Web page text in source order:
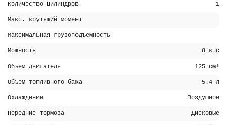
Количество цилиндров 1
Макс. крутящий момент
Максимальная грузоподъемность
Мощность 8 к.с
Объем двигателя 125 см³
Объем топливного бака 5.4 л
Охлаждение Воздушное
Передние тормоза Дисковые